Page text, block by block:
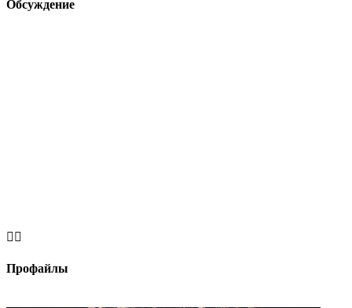
Обсуждение
 
Профайлы